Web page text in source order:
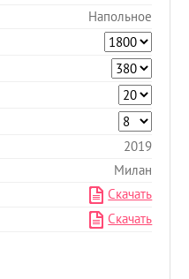
Напольное
2019
Милан
Скачать
Скачать